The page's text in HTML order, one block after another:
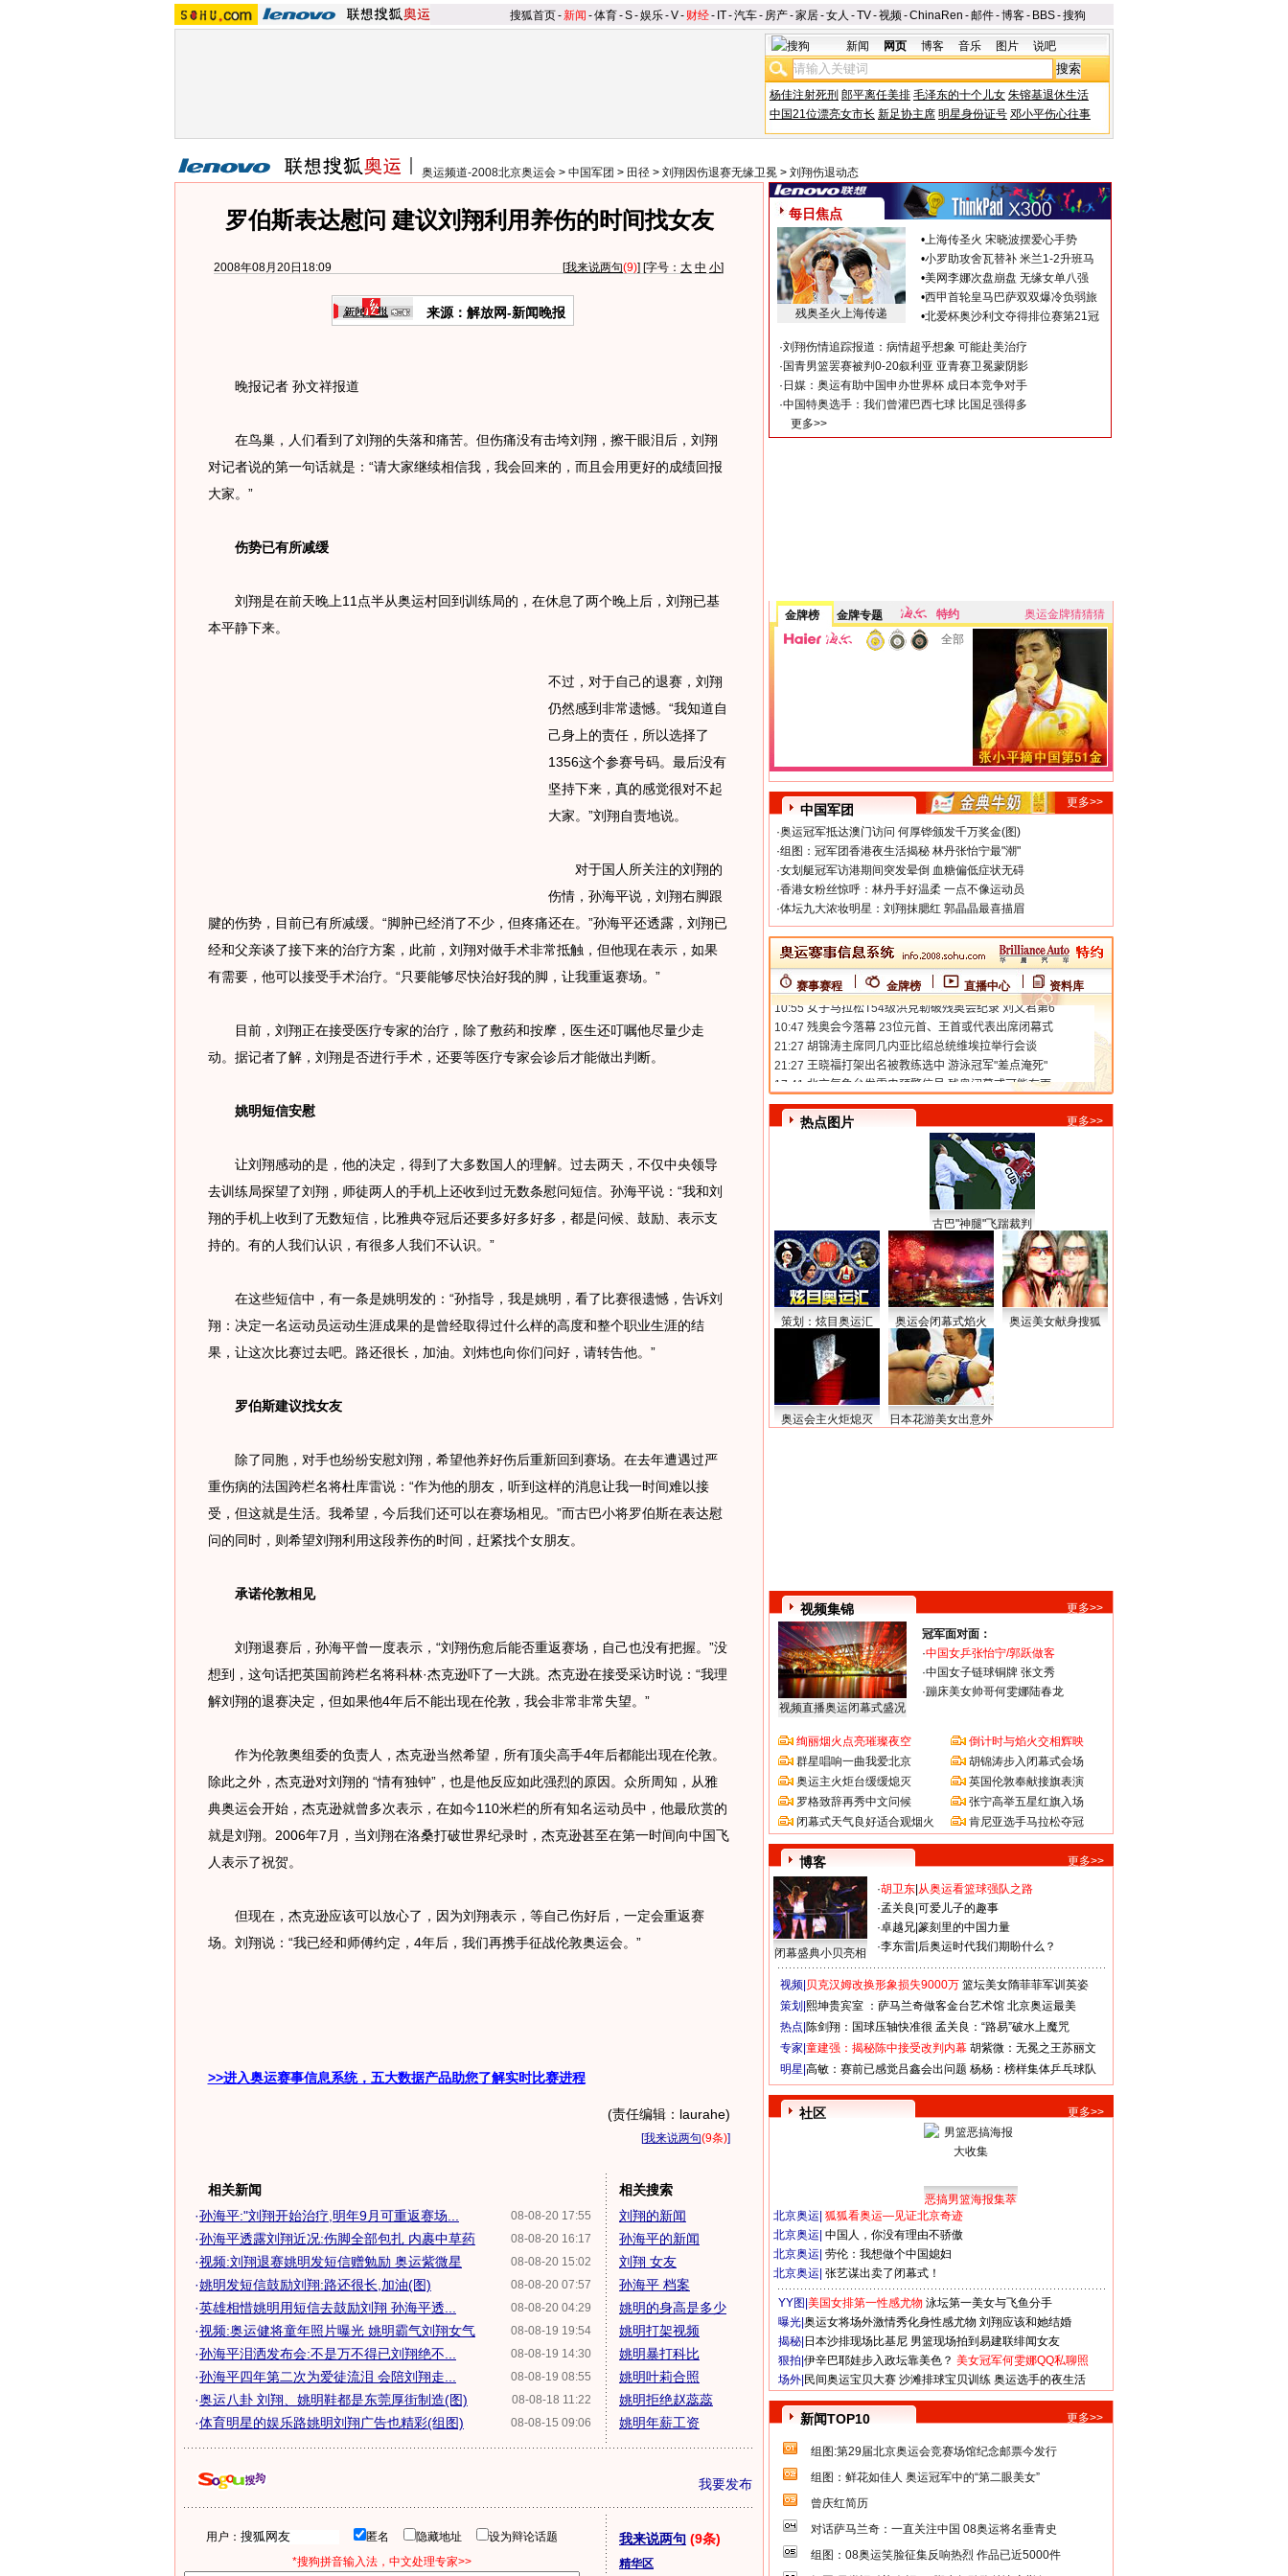
搜狐首页-新闻 -体育-S-娱乐-V- 财经- IT-汽车- 房产-家居-女人 -TV-视频-ChinaRen -邮件-博客- BBS-搜狗
新闻 网页 博客 音乐 图片 说吧
杨佳注射死刑 郎平离任美排 毛泽东的十个儿女 朱镕基退休生活
中国21位漂亮女市长 新足协主席 明星身份证号 邓小平伤心往事
奥运频道-2008北京奥运会 > 中国军团 > 田径 > 刘翔因伤退赛无缘卫冕 > 刘翔伤退动态
罗伯斯表达慰问 建议刘翔利用养伤的时间找女友
2008年08月20日18:09 [我来说两句(9)] [字号： 大 中 小]
来源：解放网-新闻晚报
晚报记者 孙文祥报道
在鸟巢，人们看到了刘翔的失落和痛苦。但伤痛没有击垮刘翔，擦干眼泪后，刘翔
对记者说的第一句话就是：“请大家继续相信我，我会回来的，而且会用更好的成绩回报
大家。”
伤势已有所减缓
刘翔是在前天晚上11点半从奥运村回到训练局的，在休息了两个晚上后，刘翔已基
本平静下来。
不过，对于自己的退赛，刘翔
仍然感到非常遗憾。“我知道自
己身上的责任，所以选择了
1356这个参赛号码。最后没有
坚持下来，真的感觉很对不起
大家。”刘翔自责地说。
对于国人所关注的刘翔的
伤情，孙海平说，刘翔右脚跟
腱的伤势，目前已有所减缓。“脚肿已经消了不少，但疼痛还在。”孙海平还透露，刘翔已
经和父亲谈了接下来的治疗方案，此前，刘翔对做手术非常抵触，但他现在表示，如果
有需要，他可以接受手术治疗。“只要能够尽快治好我的脚，让我重返赛场。”
目前，刘翔正在接受医疗专家的治疗，除了敷药和按摩，医生还叮嘱他尽量少走
动。据记者了解，刘翔是否进行手术，还要等医疗专家会诊后才能做出判断。
姚明短信安慰
让刘翔感动的是，他的决定，得到了大多数国人的理解。过去两天，不仅中央领导
去训练局探望了刘翔，师徒两人的手机上还收到过无数条慰问短信。孙海平说：“我和刘
翔的手机上收到了无数短信，比雅典夺冠后还要多好多好多，都是问候、鼓励、表示支
持的。有的人我们认识，有很多人我们不认识。”
在这些短信中，有一条是姚明发的：“孙指导，我是姚明，看了比赛很遗憾，告诉刘
翔：决定一名运动员运动生涯成果的是曾经取得过什么样的高度和整个职业生涯的结
果，让这次比赛过去吧。路还很长，加油。刘炜也向你们问好，请转告他。”
罗伯斯建议找女友
除了同胞，对手也纷纷安慰刘翔，希望他养好伤后重新回到赛场。在去年遭遇过严
重伤病的法国跨栏名将杜库雷说：“作为他的朋友，听到这样的消息让我一时间难以接
受，但这就是生活。我希望，今后我们还可以在赛场相见。”而古巴小将罗伯斯在表达慰
问的同时，则希望刘翔利用这段养伤的时间，赶紧找个女朋友。
承诺伦敦相见
刘翔退赛后，孙海平曾一度表示，“刘翔伤愈后能否重返赛场，自己也没有把握。”没
想到，这句话把英国前跨栏名将科林·杰克逊吓了一大跳。杰克逊在接受采访时说：“我理
解刘翔的退赛决定，但如果他4年后不能出现在伦敦，我会非常非常失望。”
作为伦敦奥组委的负责人，杰克逊当然希望，所有顶尖高手4年后都能出现在伦敦。
除此之外，杰克逊对刘翔的 “情有独钟”，也是他反应如此强烈的原因。众所周知，从雅
典奥运会开始，杰克逊就曾多次表示，在如今110米栏的所有知名运动员中，他最欣赏的
就是刘翔。2006年7月，当刘翔在洛桑打破世界纪录时，杰克逊甚至在第一时间向中国飞
人表示了祝贺。
但现在，杰克逊应该可以放心了，因为刘翔表示，等自己伤好后，一定会重返赛
场。刘翔说：“我已经和师傅约定，4年后，我们再携手征战伦敦奥运会。”
>>进入奥运赛事信息系统，五大数据产品助您了解实时比赛进程
(责任编辑：laurahe)
[我来说两句(9条)]
相关新闻
08-08-20 17:55
·孙海平:"刘翔开始治疗,明年9月可重返赛场...
08-08-20 16:17
·孙海平透露刘翔近况:伤脚全部包扎 内裹中草药
08-08-20 15:02
·视频:刘翔退赛姚明发短信赠勉励 奥运紫微星
08-08-20 07:57
·姚明发短信鼓励刘翔:路还很长,加油(图)
08-08-20 04:29
·英雄相惜姚明用短信去鼓励刘翔 孙海平透...
08-08-19 19:54
·视频:奥运健将童年照片曝光 姚明霸气刘翔女气
08-08-19 14:30
·孙海平泪洒发布会:不是万不得已刘翔绝不...
08-08-19 08:55
·孙海平四年第二次为爱徒流泪 会陪刘翔走...
08-08-18 11:22
·奥运八卦 刘翔、姚明鞋都是东莞厚街制造(图)
08-08-15 09:06
·体育明星的娱乐路姚明刘翔广告也精彩(组图)
相关搜索
刘翔的新闻
孙海平的新闻
刘翔 女友
孙海平 档案
姚明的身高是多少
姚明打架视频
姚明暴打科比
姚明叶莉合照
姚明拒绝赵蕊蕊
姚明年薪工资
我要发布
用户： 匿名 隐藏地址
设为辩论话题
*搜狗拼音输入法，中文处理专家>>
我来说两句 (9条)
精华区
每日焦点
残奥圣火上海传递
•上海传圣火 宋晓波摆爱心手势
•小罗助攻舍瓦替补 米兰1-2升班马
•美网李娜次盘崩盘 无缘女单八强
•西甲首轮皇马巴萨双双爆冷负弱旅
•北爱杯奥沙利文夺得排位赛第21冠
·刘翔伤情追踪报道：病情超乎想象 可能赴美治疗
· 国青男篮罢赛被判0-20叙利亚 亚青赛卫冕蒙阴影
· 日媒：奥运有助中国申办世界杯 成日本竞争对手
·中国特奥选手：我们曾灌巴西七球 比国足强得多
更多>>
金牌榜 金牌专题 特约
奥运金牌猜猜猜
全部
中国军团
更多>>
·奥运冠军抵达澳门访问 何厚铧颁发千万奖金(图)
·组图：冠军团香港夜生活揭秘 林丹张怡宁最"潮"
·女划艇冠军访港期间突发晕倒 血糖偏低症状无碍
·香港女粉丝惊呼：林丹手好温柔 一点不像运动员
·体坛九大浓妆明星：刘翔抹腮红 郭晶晶最喜描眉
赛事赛程 金牌榜 直播中心 资料库
热点图片 更多>>
古巴"神腿"飞踹裁判
策划：炫目奥运汇 奥运会闭幕式焰火 奥运美女献身搜狐
奥运会主火炬熄灭 日本花游美女出意外
视频集锦 更多>>
视频直播奥运闭幕式盛况
冠军面对面：
·中国女乒张怡宁/郭跃做客
·中国女子链球铜牌 张文秀
·蹦床美女帅哥何雯娜陆春龙
绚丽烟火点亮璀璨夜空
群星唱响一曲我爱北京
奥运主火炬台缓缓熄灭
罗格致辞再秀中文问候
闭幕式天气良好适合观烟火
倒计时与焰火交相辉映
胡锦涛步入闭幕式会场
英国伦敦奉献接旗表演
张宁高举五星红旗入场
肯尼亚选手马拉松夺冠
博客 更多>>
闭幕盛典小贝亮相
·胡卫东 从奥运看篮球强队之路
·孟关良 可爱儿子的趣事
·卓越兄 篆刻里的中国力量
·李东雷 后奥运时代我们期盼什么？
视频| 贝克汉姆改换形象损失9000万 篮坛美女隋菲菲军训英姿
策划| 熙坤贵宾室 ：萨马兰奇做客金台艺术馆 北京奥运最美
热点| 陈剑翔：国球压轴快准很 孟关良：“路易”破水上魔咒
专家| 童建强：揭秘陈中接受改判内幕 胡紫微：无冕之王苏丽文
明星| 高敏：赛前已感觉吕鑫会出问题 杨杨：榜样集体乒乓球队
社区 更多>>
恶搞男篮海报集萃
北京奥运 狐狐看奥运—见证北京奇迹
北京奥运 中国人，你没有理由不骄傲
北京奥运 劳伦：我想做个中国媳妇
北京奥运 张艺谋出卖了闭幕式！
YY图| 美国女排第一性感尤物 泳坛第一美女与飞鱼分手
曝光| 奥运女将场外激情秀化身性感尤物 刘翔应该和她结婚
揭秘| 日本沙排现场比基尼 男篮现场拍到易建联绯闻女友
狠拍| 伊辛巴耶娃步入政坛靠美色？ 美女冠军何雯娜QQ私聊照
场外| 民间奥运宝贝大赛 沙滩排球宝贝训练 奥运选手的夜生活
新闻TOP10 更多>>
组图:第29届北京奥运会竞赛场馆纪念邮票今发行
组图：鲜花如佳人 奥运冠军中的“第二眼美女”
曾庆红简历
对话萨马兰奇：一直关注中国 08奥运将名垂青史
组图：08奥运笑脸征集反响热烈 作品已近5000件